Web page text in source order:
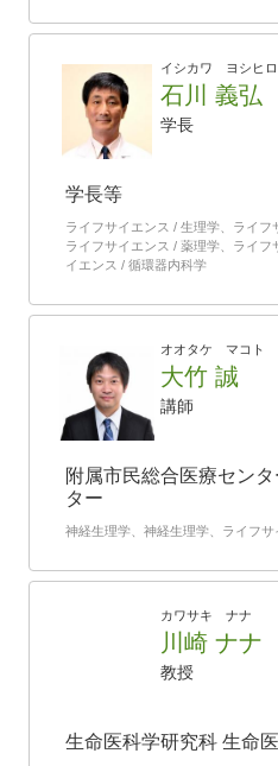
イシカワ ヨシヒロ
石川 義弘
学長
学長等
ライフサイエンス / 生理学、ライフ
ライフサイエンス / 薬理学、ライ
イエンス / 循環器内科学
オオタケ マコト
大竹 誠
講師
附属市民総合医療セン
ター
神経生理学、神経生理学、ライフ
カワサキ ナナ
川崎 ナナ
教授
生命医科学研究科 生命